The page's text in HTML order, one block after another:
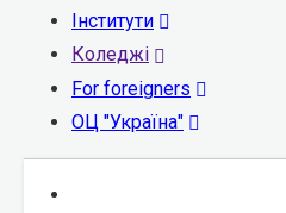
Інститути
Коледжі
For foreigners
ОЦ "Україна"